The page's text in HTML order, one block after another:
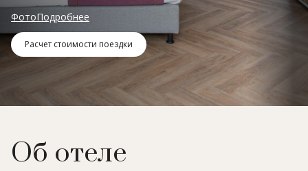
ФотоПодробнее
Расчет стоимости поездки
Об отеле